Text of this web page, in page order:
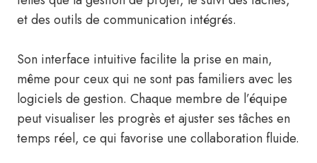
et des outils de communication intégrés.
Son interface intuitive facilite la prise en main,
même pour ceux qui ne sont pas familiers avec les
logiciels de gestion. Chaque membre de l’équipe
peut visualiser les progrès et ajuster ses tâches en
temps réel, ce qui favorise une collaboration fluide.